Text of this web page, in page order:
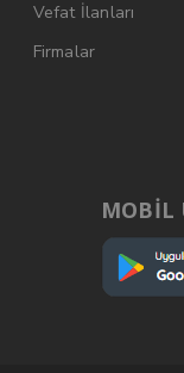
Vefat İlanları
Firmalar
MOBİL